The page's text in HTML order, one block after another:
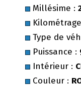
Millésime :
Type de
Puissance :
Intérieur :
Couleur :